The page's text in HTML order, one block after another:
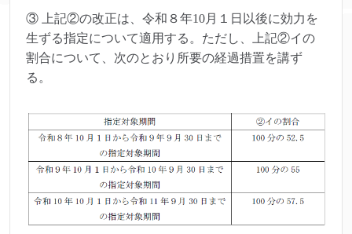
③ 上記②の改正は、令和８年10月１日以後に効力を
生ずる指定について適用する。ただし、上記②イの
割合について、次のとおり所要の経過措置を講ず
る。